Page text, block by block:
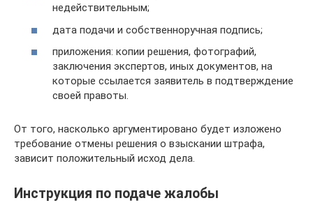
недействительным;
дата подачи и собственноручная подпись;
приложения: копии решения, фотографий,
заключения экспертов, иных документов, на
которые ссылается заявитель в подтверждение
своей правоты.
От того, насколько аргументировано будет изложено
требование отмены решения о взыскании штрафа,
зависит положительный исход дела.
Инструкция по подаче жалобы